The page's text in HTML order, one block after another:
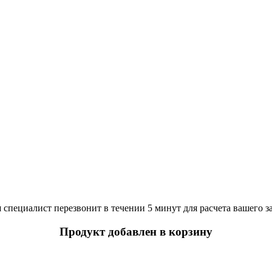
перезвонит в течении 5 минут для расчета вашего
Продукт добавлен в корзину